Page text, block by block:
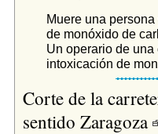
Muere una
de monóxido de
Un operario de
intoxicación de
Corte de la
sentido Zaragoza